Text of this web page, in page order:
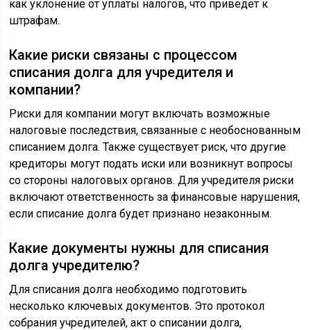
как уклонение от уплаты налогов, что приведет к
штрафам.
Какие риски связаны с процессом
списания долга для учредителя и
компании?
Риски для компании могут включать возможные
налоговые последствия, связанные с необоснованным
списанием долга. Также существует риск, что другие
кредиторы могут подать иски или возникнут вопросы
со стороны налоговых органов. Для учредителя риски
включают ответственность за финансовые нарушения,
если списание долга будет признано незаконным.
Какие документы нужны для списания
долга учредителю?
Для списания долга необходимо подготовить
несколько ключевых документов. Это протокол
собрания учредителей, акт о списании долга,